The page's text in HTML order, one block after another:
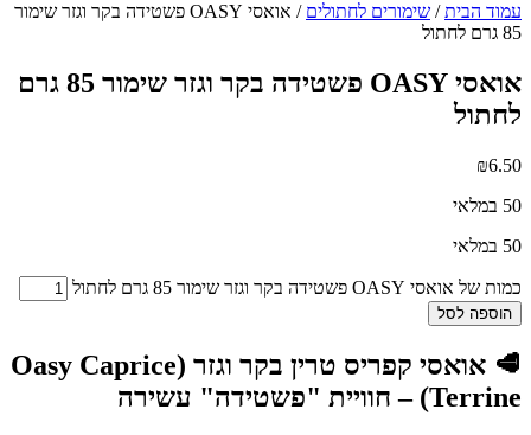
עמוד הבית/ שימורים לחתולים
/ אואסי OASY פשטידה בקר וגזר שימור
85 גרם לחתול
אואסי OASY פשטידה בקר וגזר שימור 85 גרם
לחתול
₪6.50
50 במלאי
50 במלאי
כמות של אואסי OASY פשטידה בקר וגזר שימור 85 גרם לחתול
הוספה לסל
🥩 אואסי קפריס טרין בקר וגזר (Oasy Caprice
Terrine) – חוויית "פשטידה" עשירה